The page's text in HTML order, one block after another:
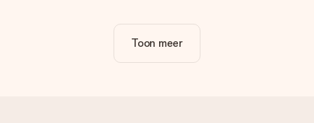
Is personalisatie in de prijs inbegrepen?
De prijs die op de website wordt getoond is inclusief de
Toon meer